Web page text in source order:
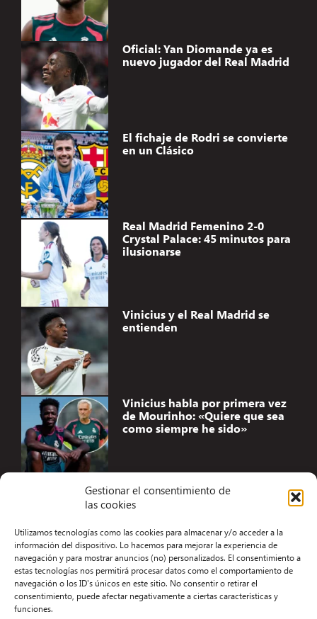
Gestionar el consentimiento de
las cookies
Utilizamos tecnologías como las cookies para almacenar y/o acceder a la
información del dispositivo. Lo hacemos para mejorar la experiencia de
navegación y para mostrar anuncios (no) personalizados. El consentimiento a
estas tecnologías nos permitirá procesar datos como el comportamiento de
navegación o los ID's únicos en este sitio. No consentir o retirar el
consentimiento, puede afectar negativamente a ciertas características y
funciones.
Oficial: Yan Diomande ya es
nuevo jugador del Real Madrid
El fichaje de Rodri se convierte
en un Clásico
Real Madrid Femenino 2-0
Crystal Palace: 45 minutos para
ilusionarse
Vinicius y el Real Madrid se
entienden
Vinicius habla por primera vez
de Mourinho: «Quiere que sea
como siempre he sido»
Aviso Legal
Términos y condiciones
Política de privacidad